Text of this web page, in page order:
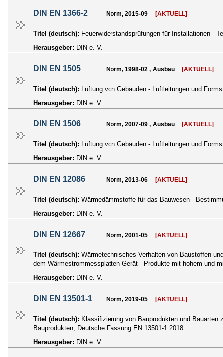
DIN EN 1366-2 Norm, 2015-09 [AKTUELL]
Titel (deutsch): Feuerwiderstandsprüfungen für Installationen -
Herausgeber: DIN e. V.
DIN EN 1505 Norm, 1998-02 , Ausbau [AKTUELL]
Titel (deutsch): Lüftung von Gebäuden - Luftleitungen und
Herausgeber: DIN e. V.
DIN EN 1506 Norm, 2007-09 , Ausbau [AKTUELL]
Titel (deutsch): Lüftung von Gebäuden - Luftleitungen und
Herausgeber: DIN e. V.
DIN EN 12086 Norm, 2013-06 [AKTUELL]
Titel (deutsch): Wärmedämmstoffe für das Bauwesen -
Herausgeber: DIN e. V.
DIN EN 12667 Norm, 2001-05 [AKTUELL]
Titel (deutsch): Wärmetechnisches Verhalten von Baustoffen
dem Wärmestrommessplatten-Gerät - Produkte mit hohem und
Herausgeber: DIN e. V.
DIN EN 13501-1 Norm, 2019-05 [AKTUELL]
Titel (deutsch): Klassifizierung von Bauprodukten und
Bauprodukten; Deutsche Fassung EN 13501-1:2018
Herausgeber: DIN e. V.